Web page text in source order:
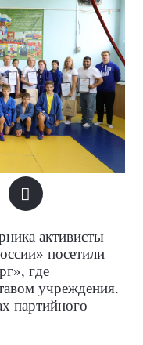
активисты
посетили
где
учреждения.
партийного